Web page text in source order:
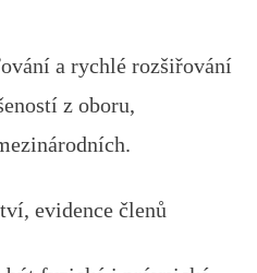
a rychlé rozšiřování
z oboru,
evidence členů